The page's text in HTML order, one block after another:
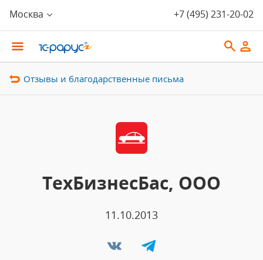
Москва +7 (495) 231-20-02
Отзывы и благодарственные письма
ТехБизнесБас, ООО
11.10.2013